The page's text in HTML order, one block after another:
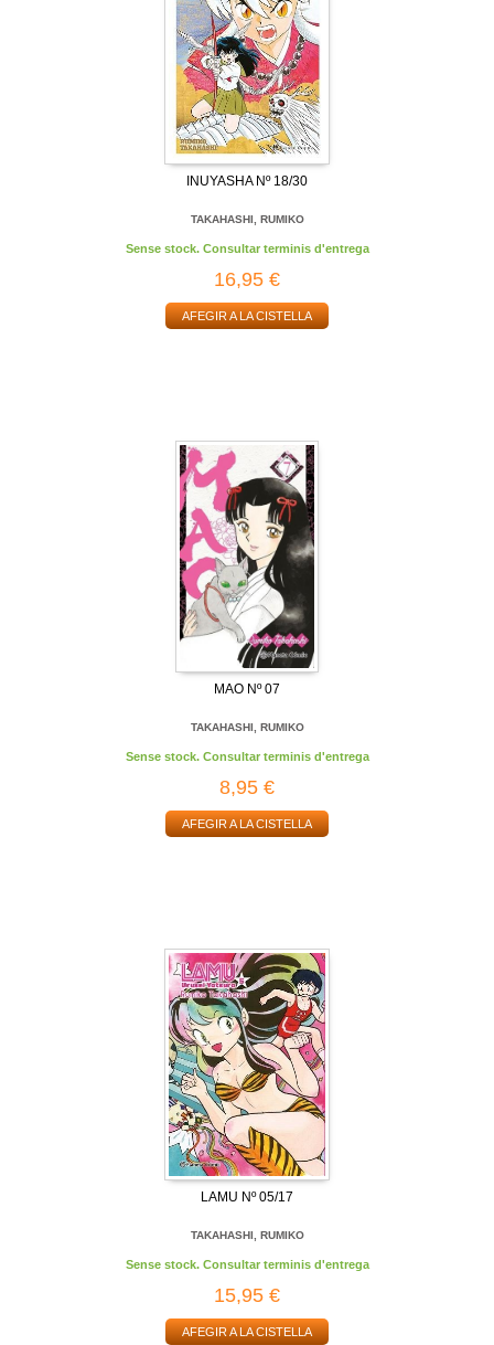
INUYASHA Nº 18/30
TAKAHASHI, RUMIKO
Sense stock. Consultar terminis d'entrega
16,95 €
AFEGIR A LA CISTELLA
MAO Nº 07
TAKAHASHI, RUMIKO
Sense stock. Consultar terminis d'entrega
8,95 €
AFEGIR A LA CISTELLA
LAMU Nº 05/17
TAKAHASHI, RUMIKO
Sense stock. Consultar terminis d'entrega
15,95 €
AFEGIR A LA CISTELLA